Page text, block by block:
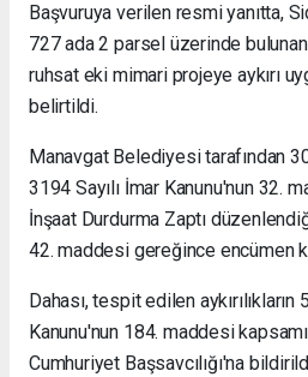
Başvuruya verilen resmi yanıtta,
727 ada 2 parsel üzerinde
ruhsat eki mimari projeye aykırı
belirtildi.
Manavgat Belediyesi tarafından
3194 Sayılı İmar Kanunu'nun 32.
İnşaat Durdurma Zaptı
42. maddesi gereğince encümen
Dahası, tespit edilen aykırılıkların
Kanunu'nun 184. maddesi
Cumhuriyet Başsavcılığı'na